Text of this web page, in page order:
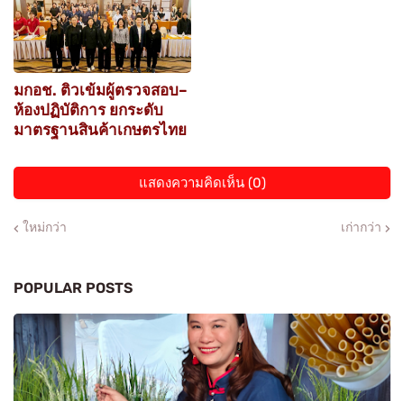
มกอช. ติวเข้มผู้ตรวจสอบ–
ห้องปฏิบัติการ ยกระดับ
มาตรฐานสินค้าเกษตรไทย
แสดงความคิดเห็น (0)
ใหม่กว่า เก่ากว่า
POPULAR POSTS